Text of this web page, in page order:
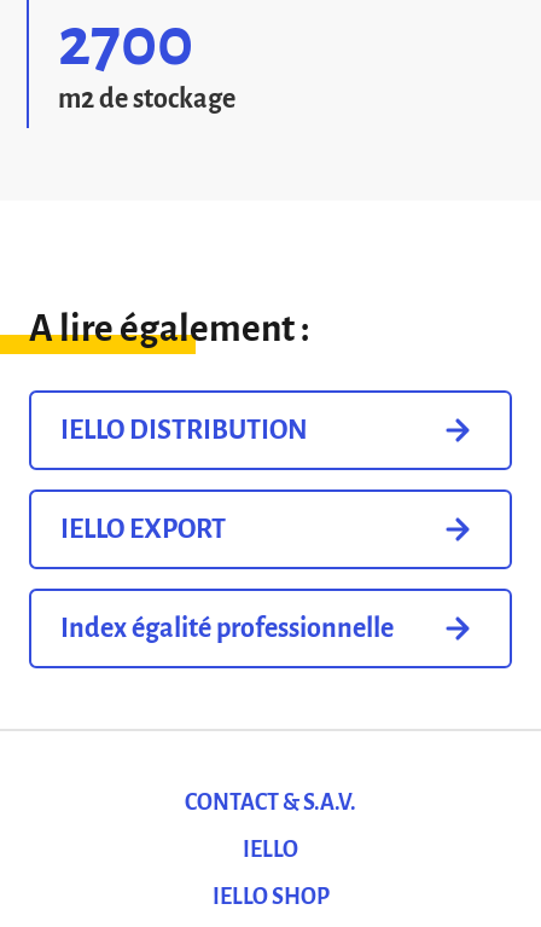
2700
m2 de stockage
A lire également :
IELLO DISTRIBUTION
IELLO EXPORT
Index égalité professionnelle
CONTACT & S.A.V.
IELLO
IELLO SHOP